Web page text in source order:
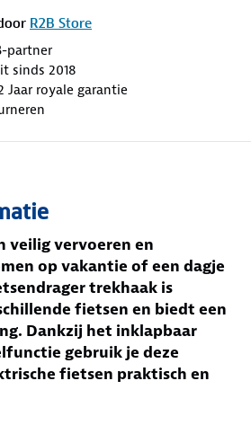
R2B Store
partner
sinds 2018
Jaar royale garantie
veilig vervoeren en
op vakantie of een dagje
trekhaak is
fietsen en biedt een
Dankzij het inklapbaar
gebruik je deze
fietsen praktisch en